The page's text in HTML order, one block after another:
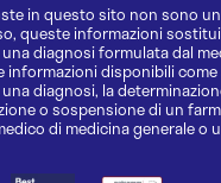
in questo sito non sono
queste informazioni
diagnosi formulata dal
informazioni disponibili
diagnosi, la
o sospensione di un
di medicina generale o